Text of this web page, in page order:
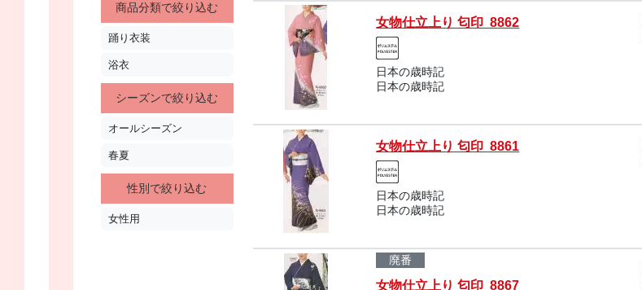
商品分類で絞り込む
踊り衣装
浴衣
シーズンで絞り込む
オールシーズン
春夏
性別で絞り込む
女性用
女物仕立上り 匂印 8862
日本の歳時記
日本の歳時記
女物仕立上り 匂印 8861
日本の歳時記
日本の歳時記
廃番
女物仕立上り 匂印 8867